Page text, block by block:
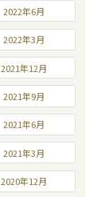
2022年6月
2022年3月
2021年12月
2021年9月
2021年6月
2021年3月
2020年12月